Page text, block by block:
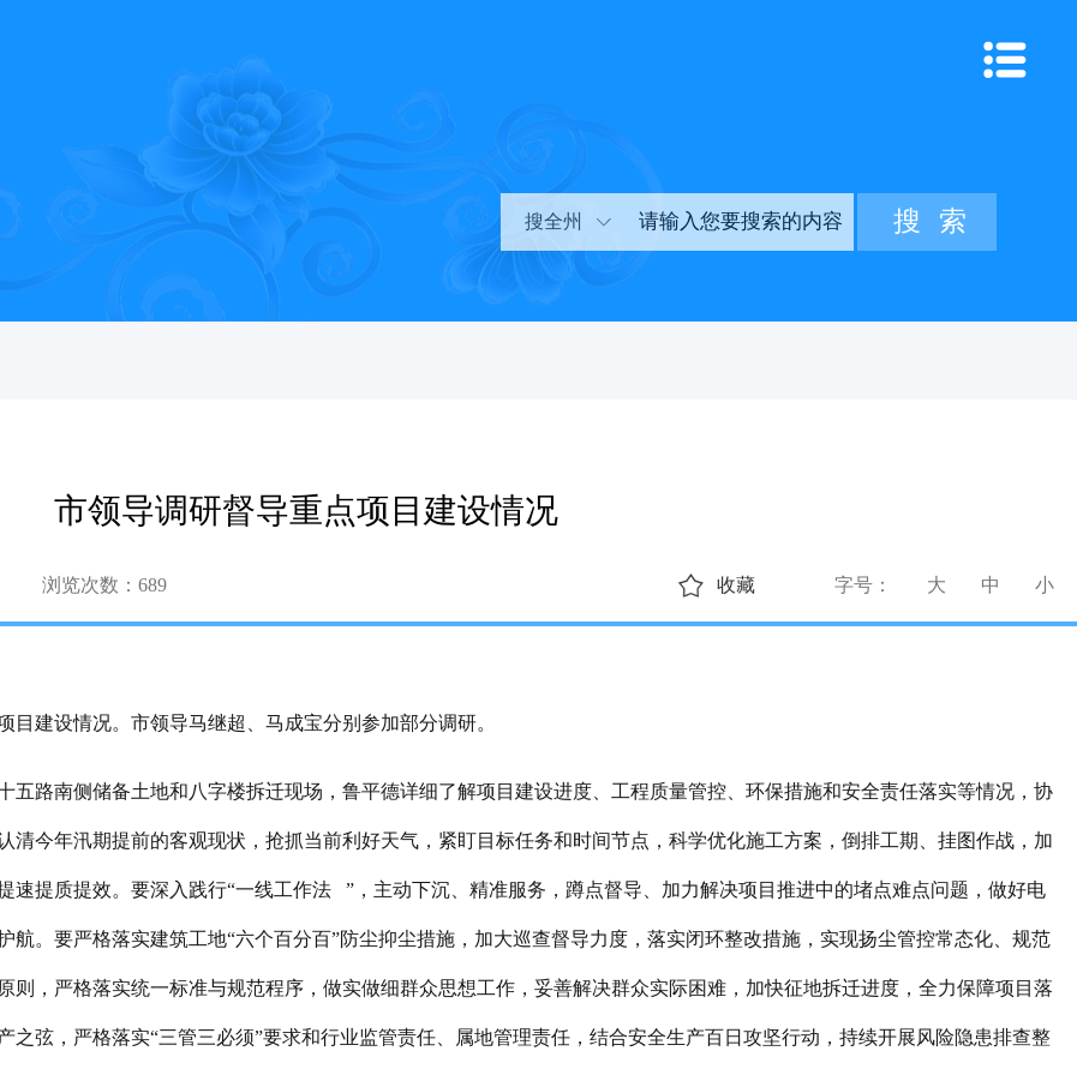
搜全州
市领导调研督导重点项目建设情况
浏览次数： 689 字号： 大 中 小
收藏
目建设情况。 市领导马继超、马成宝分别参加部分调研。
五路南侧储备土地和八字楼拆迁现场，鲁平德详细了解项目建设进度、工程质量管控、环保措施和安全责任落实等情况，协
清今年汛期提前的客观现状，抢抓当前利好天气，紧盯目标任务和时间节点，科学优化施工方案，倒排工期、挂图作战，加
速提质提效。要深入践行“一线工作法 ”，主动下沉、精准服务，蹲点督导、加力解决项目推进中的堵点难点问题，做好电
航。要严格落实建筑工地“六个百分百”防尘抑尘措施，加大巡查督导力度，落实闭环整改措施，实现扬尘管控常态化、规范
则，严格落实统一标准与规范程序，做实做细群众思想工作，妥善解决群众实际困难，加快征地拆迁进度，全力保障项目落
弦，严格落实“三管三必须”要求和行业监管责任、属地管理责任，结合安全生产百日攻坚行动，持续开展风险隐患排查整